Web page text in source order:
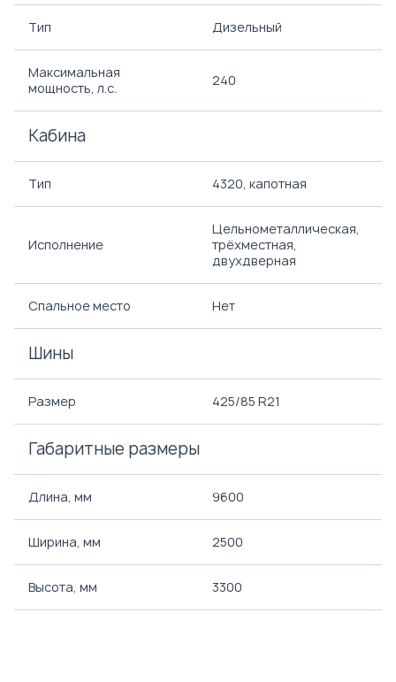
Тип Дизельный
Максимальная
мощность, л.с.
240
Кабина
Тип 4320, капотная
Исполнение
Цельнометаллическая,
трёхместная,
двухдверная
Спальное место Нет
Шины
Размер 425/85 R21
Габаритные размеры
Длина, мм 9600
Ширина, мм 2500
Высота, мм 3300